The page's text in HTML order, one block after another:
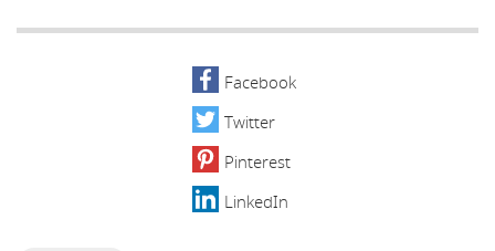
Facebook
Twitter
Pinterest
LinkedIn